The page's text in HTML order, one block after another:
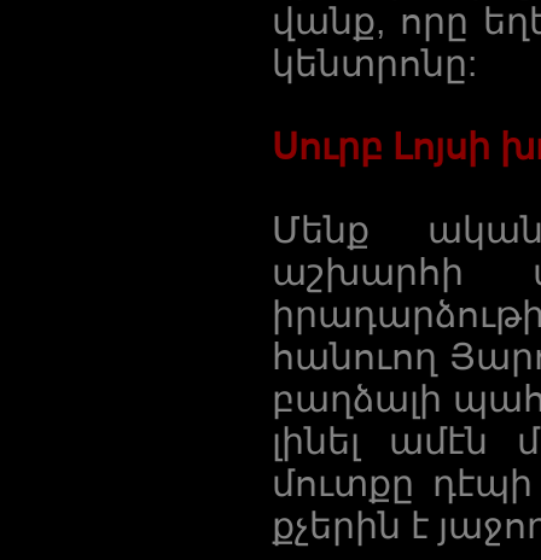
վանք, որը
կենտրոնը:
Սուրբ Լոյսի
Մենք
աշխարհի
հանուող
բաղձալի
լինել ամէն
մուտքը
քչերին է